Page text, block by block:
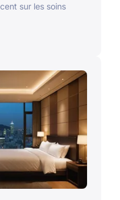
sur les soins